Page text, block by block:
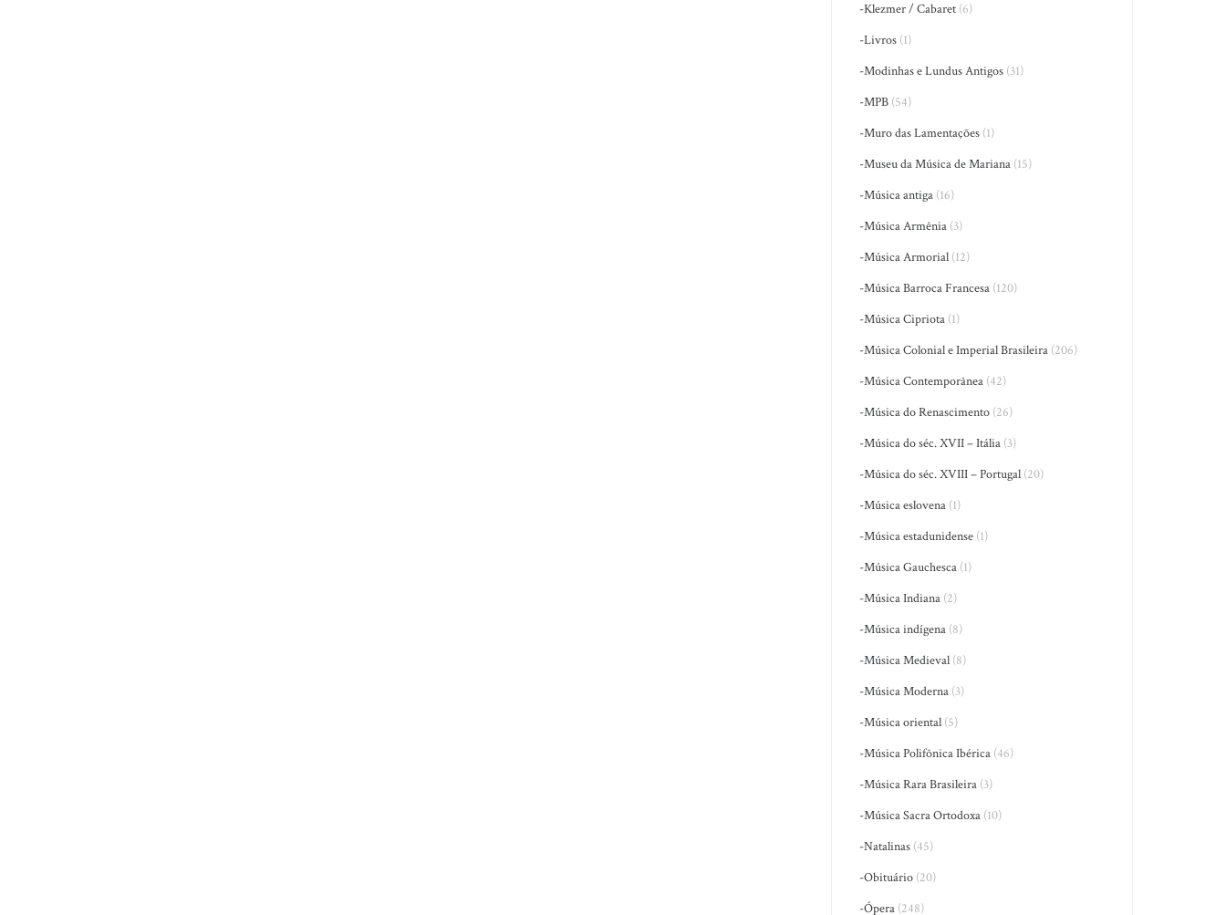
-Klezmer / Cabaret (6)
-Livros (1)
-Modinhas e Lundus Antigos (31)
-MPB (54)
-Muro das Lamentações (1)
-Museu da Música de Mariana (15)
-Música antiga (16)
-Música Armênia (3)
-Música Armorial (12)
-Música Barroca Francesa (120)
-Música Cipriota (1)
-Música Colonial e Imperial Brasileira (206)
-Música Contemporânea (42)
-Música do Renascimento (26)
-Música do séc. XVII – Itália (3)
-Música do séc. XVIII – Portugal (20)
-Música eslovena (1)
-Música estadunidense (1)
-Música Gauchesca (1)
-Música Indiana (2)
-Música indígena (8)
-Música Medieval (8)
-Música Moderna (3)
-Música oriental (5)
-Música Polifônica Ibérica (46)
-Música Rara Brasileira (3)
-Música Sacra Ortodoxa (10)
-Natalinas (45)
-Obituário (20)
-Ópera (248)